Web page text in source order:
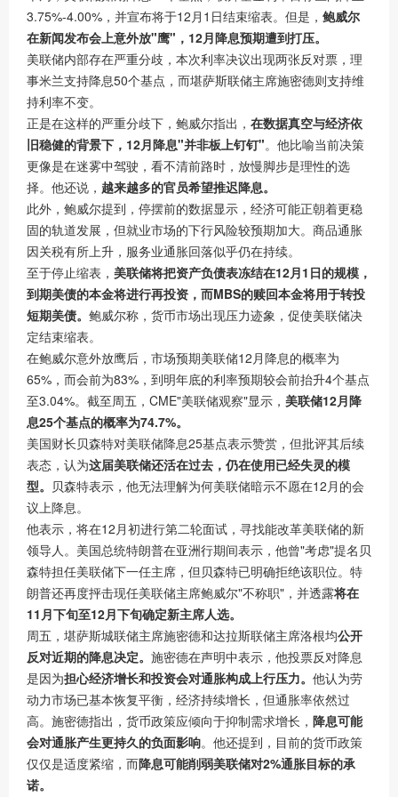
3.75%-4.00%，并宣布将于12月1日结束缩表。但是， 鲍威尔
在新闻发布会上意外放"鹰"，12月降息预期遭到打压。
美联储内部存在严重分歧，本次利率决议出现两张反对票，理
事米兰支持降息50个基点，而堪萨斯联储主席施密德则支持维
持利率不变。
正是在这样的严重分歧下，鲍威尔指出， 在数据真空与经济依
旧稳健的背景下，12月降息"并非板上钉钉"。他比喻当前决策
更像是在迷雾中驾驶，看不清前路时，放慢脚步是理性的选
择。他还说， 越来越多的官员希望推迟降息。
此外，鲍威尔提到，停摆前的数据显示，经济可能正朝着更稳
固的轨道发展，但就业市场的下行风险较预期加大。商品通胀
因关税有所上升，服务业通胀回落似乎仍在持续。
至于停止缩表， 美联储将把资产负债表冻结在12月1日的规模，
到期美债的本金将进行再投资，而MBS的赎回本金将用于转投
短期美债。 鲍威尔称，货币市场出现压力迹象，促使美联储决
定结束缩表。
在鲍威尔意外放鹰后，市场预期美联储12月降息的概率为
65%，而会前为83%，到明年底的利率预期较会前抬升4个基点
至3.04%。截至周五，CME"美联储观察"显示， 美联储12月降
息25个基点的概率为74.7%。
美国财长贝森特对美联储降息25基点表示赞赏，但批评其后续
表态，认为这届美联储还活在过去，仍在使用已经失灵的模
型。 贝森特表示，他无法理解为何美联储暗示不愿在12月的会
议上降息。
他表示，将在12月初进行第二轮面试，寻找能改革美联储的新
领导人。美国总统特朗普在亚洲行期间表示，他曾"考虑"提名贝
森特担任美联储下一任主席，但贝森特已明确拒绝该职位。特
朗普还再度抨击现任美联储主席鲍威尔"不称职"，并透露将在
11月下旬至12月下旬确定新主席人选。
周五，堪萨斯城联储主席施密德和达拉斯联储主席洛根均公开
反对近期的降息决定。 施密德在声明中表示，他投票反对降息
是因为担心经济增长和投资会对通胀构成上行压力。 他认为劳
动力市场已基本恢复平衡，经济持续增长，但通胀率依然过
高。施密德指出，货币政策应倾向于抑制需求增长， 降息可能
会对通胀产生更持久的负面影响。他还提到，目前的货币政策
仅仅是适度紧缩，而降息可能削弱美联储对2%通胀目标的承
诺。